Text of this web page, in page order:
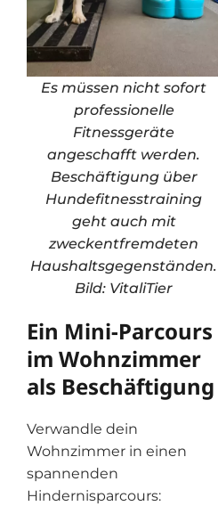
Es müssen nicht sofort
professionelle
Fitnessgeräte
angeschafft werden.
Beschäftigung über
Hundefitnesstraining
geht auch mit
zweckentfremdeten
Haushaltsgegenständen.
Bild: VitaliTier
Ein Mini-Parcours
im Wohnzimmer
als Beschäftigung
Verwandle dein
Wohnzimmer in einen
spannenden
Hindernisparcours: